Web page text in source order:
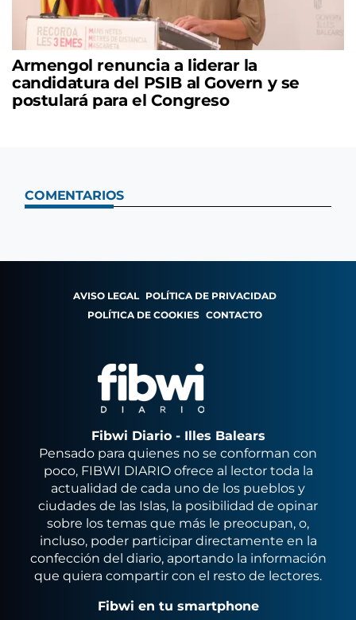
Armengol renuncia a liderar la
candidatura del PSIB al Govern y se
postulará para el Congreso
COMENTARIOS
AVISO LEGAL POLÍTICA DE PRIVACIDAD
POLÍTICA DE COOKIES CONTACTO
Fibwi Diario - Illes Balears
Pensado para quienes no se conforman con
poco, FIBWI DIARIO ofrece al lector toda la
actualidad de cada uno de los pueblos y
ciudades de las Islas, la posibilidad de opinar
sobre los temas que más le preocupan, o,
incluso, poder participar directamente en la
confección del diario, aportando la información
que quiera compartir con el resto de lectores.
Fibwi en tu smartphone